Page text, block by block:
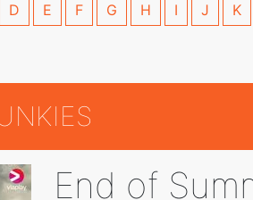
D E F G H I J K
End of